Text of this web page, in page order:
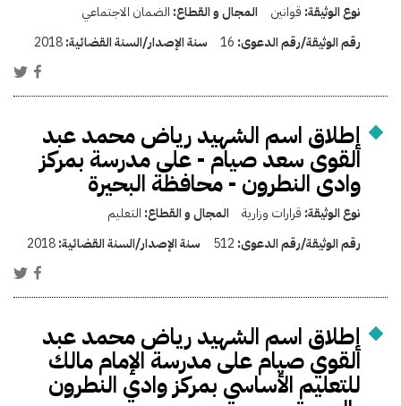
نوع الوثيقة: قوانين المجال و القطاع: الضمان الاجتماعي
رقم الوثيقة/رقم الدعوى: 16 سنة الإصدار/السنة القضائية:2018
إطلاق اسم الشهيد رياض محمد عبد
القوى سعد صيام - على مدرسة بمركز
وادى النطرون - محافظة البحيرة
نوع الوثيقة: قرارات وزارية المجال و القطاع: التعليم
رقم الوثيقة/رقم الدعوى: 512 سنة الإصدار/السنة القضائية:2018
إطلاق اسم الشهيد رياض محمد عبد
القوي صيام على مدرسة الإمام مالك
للتعليم الأساسي بمركز وادي النطرون